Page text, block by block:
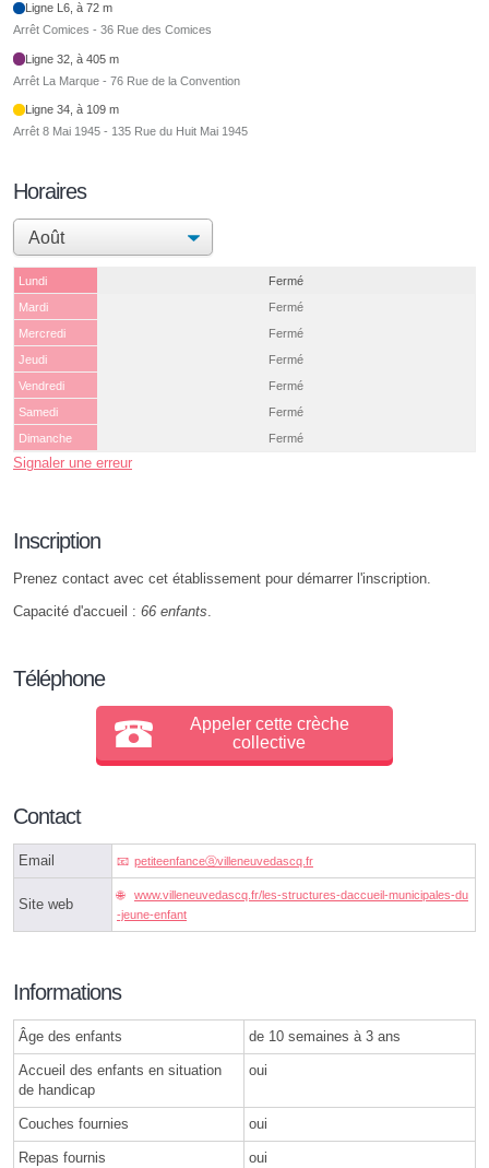
Ligne L6, à 72 m
Arrêt Comices - 36 Rue des Comices
Ligne 32, à 405 m
Arrêt La Marque - 76 Rue de la Convention
Ligne 34, à 109 m
Arrêt 8 Mai 1945 - 135 Rue du Huit Mai 1945
Horaires
Lundi
Fermé
Mardi
Fermé
Mercredi
Fermé
Jeudi
Fermé
Vendredi
Fermé
Samedi
Fermé
Dimanche
Fermé
Signaler une erreur
Inscription
Prenez contact avec cet établissement pour démarrer l'inscription.
Capacité d'accueil : 66 enfants
Téléphone
Appeler cette crèche
collective
Contact
Email petiteenfanceⓐvilleneuvedascq.fr
Site web
www.villeneuvedascq.fr/les-structures-daccueil-municipales-du
-jeune-enfant
Informations
Âge des enfants de 10 semaines à 3 ans
Accueil des enfants en situation
de handicap
oui
Couches fournies oui
Repas fournis oui